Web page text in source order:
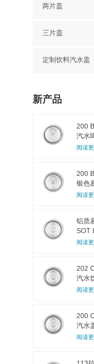
两片盖
三片盖
定制饮料汽水盖
新产品
200
汽水
阅读
200
银色
阅读
铝质
SOT
阅读
202
汽水
阅读
200
汽水
阅读